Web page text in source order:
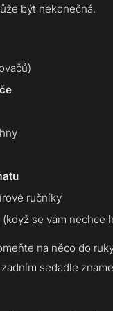
být nekonečná.
ručníky
se vám nechce
na něco do
sedadle